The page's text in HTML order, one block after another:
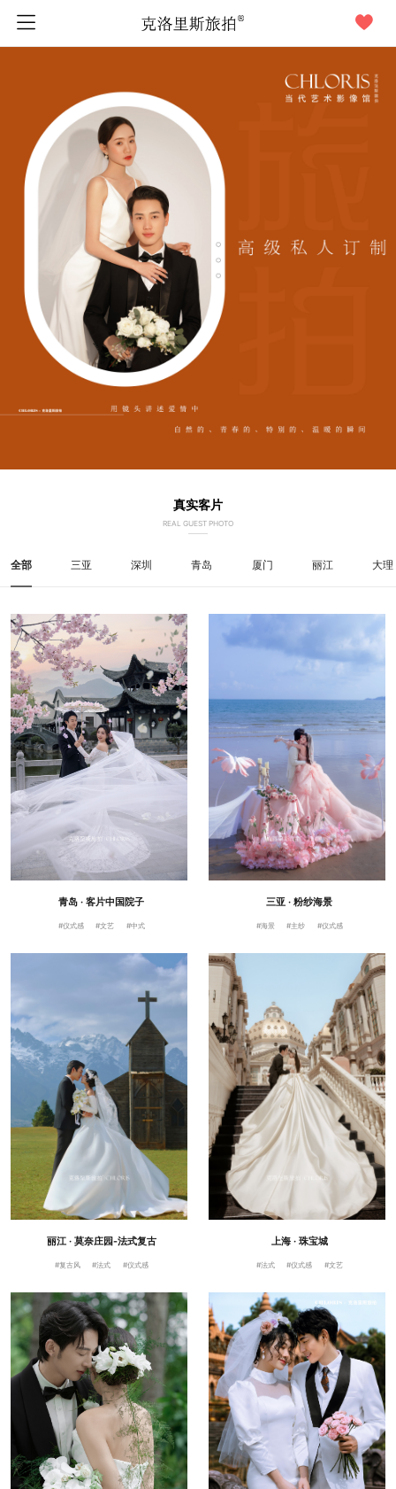
真实客片
REAL GUEST PHOTO
全部 三亚 深圳 青岛 厦门 丽江 大理
青岛 · 客片中国院子
#仪式感 #文艺 #中式
三亚 · 粉纱海景
#海景 #主纱 #仪式感
丽江 · 莫奈庄园-法式复古
#复古风 #法式 #仪式感
上海 · 珠宝城
#法式 #仪式感 #文艺